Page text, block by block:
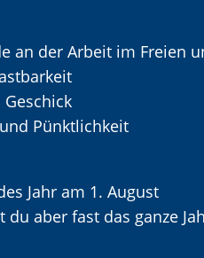
an der Arbeit im Freien
Pünktlichkeit
Jahr am 1. August
du aber fast das ganze